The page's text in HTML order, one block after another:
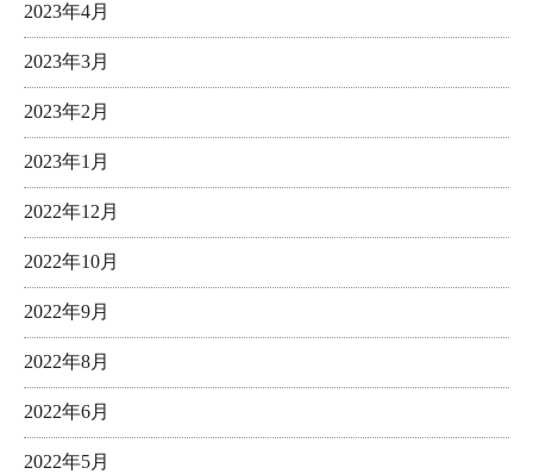
2023年4月
2023年3月
2023年2月
2023年1月
2022年12月
2022年10月
2022年9月
2022年8月
2022年6月
2022年5月